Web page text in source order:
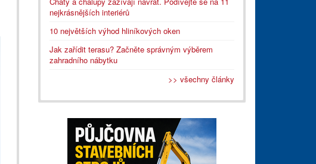
nejkrásnějších interiérů
10 největších výhod hliníkových oken
Jak zařídit terasu? Začněte správným výběrem
zahradního nábytku
>> všechny články